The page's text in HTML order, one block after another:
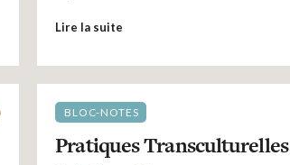
Lire la suite
BLOC-NOTES
Pratiques Transculturelles